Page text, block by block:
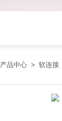
产品中心 > 软连接